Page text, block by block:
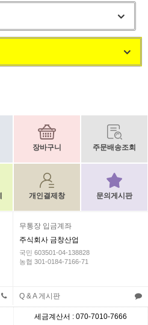
장바구니 주문배송조회
개인결제창 문의게시판
무통장 입금계좌
주식회사 금창산업
국민 603501-04-138828
농협 301-0184-7166-71
Q & A 게시판
세금계산서 : 070-7010-7666